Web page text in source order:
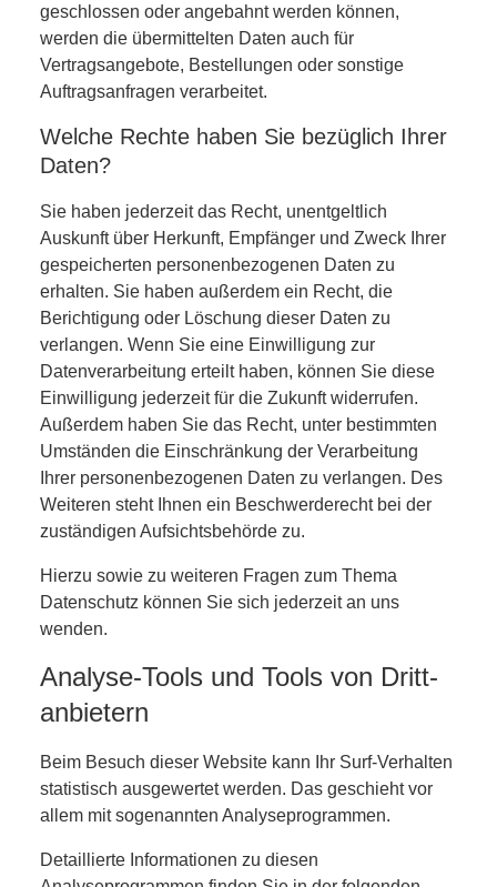
geschlossen oder angebahnt werden können,
werden die übermittelten Daten auch für
Vertragsangebote, Bestellungen oder sonstige
Auftragsanfragen verarbeitet.
Welche Rechte haben Sie bezüglich Ihrer
Daten?
Sie haben jederzeit das Recht, unentgeltlich
Auskunft über Herkunft, Empfänger und Zweck Ihrer
gespeicherten personenbezogenen Daten zu
erhalten. Sie haben außerdem ein Recht, die
Berichtigung oder Löschung dieser Daten zu
verlangen. Wenn Sie eine Einwilligung zur
Datenverarbeitung erteilt haben, können Sie diese
Einwilligung jederzeit für die Zukunft widerrufen.
Außerdem haben Sie das Recht, unter bestimmten
Umständen die Einschränkung der Verarbeitung
Ihrer personenbezogenen Daten zu verlangen. Des
Weiteren steht Ihnen ein Beschwerderecht bei der
zuständigen Aufsichtsbehörde zu.
Hierzu sowie zu weiteren Fragen zum Thema
Datenschutz können Sie sich jederzeit an uns
wenden.
Analyse-Tools und Tools von Dritt­
anbietern
Beim Besuch dieser Website kann Ihr Surf-Verhalten
statistisch ausgewertet werden. Das geschieht vor
allem mit sogenannten Analyseprogrammen.
Detaillierte Informationen zu diesen